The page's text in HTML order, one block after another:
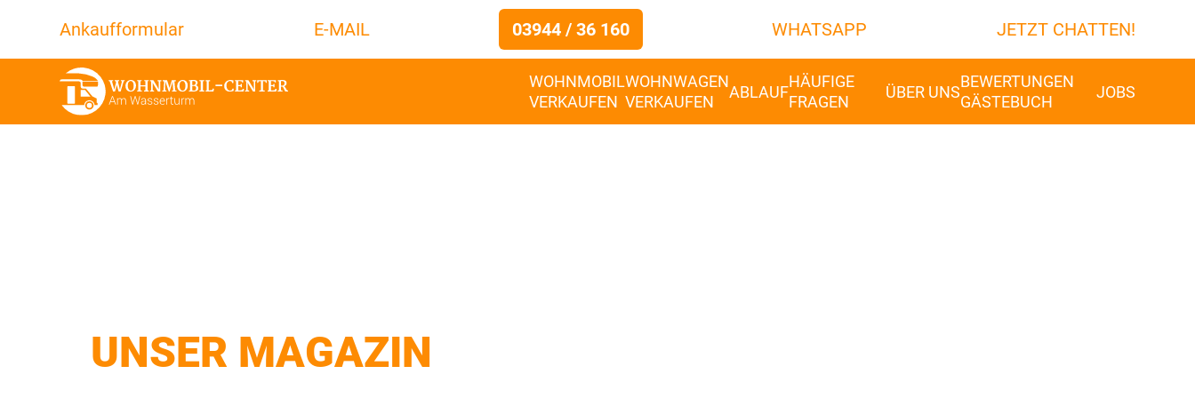
Ankaufformular E-MAIL 03944 / 36 160 WHATSAPP JETZT CHATTEN!
WOHNMOBIL
VERKAUFEN
WOHNWAGEN
VERKAUFEN
ABLAUF
HÄUFIGE
FRAGEN
ÜBER UNS
BEWERTUNGEN
GÄSTEBUCH
JOBS
UNSER MAGAZIN